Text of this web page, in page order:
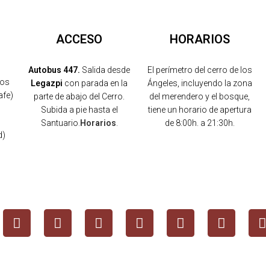
ACCESO
Autobus 447. Salida desde
Legazpi con parada en la
parte de abajo del Cerro.
Subida a pie hasta el
Santuario.Horarios.
HORARIOS
El perímetro del cerro de los
Ángeles, incluyendo la zona
del merendero y el bosque,
tiene un horario de apertura
de 8:00h. a 21:30h.